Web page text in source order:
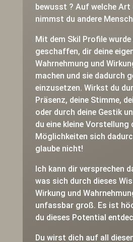
bewusst ? Auf welche Art
nimmst du andere
Mit dem Skil Profile
geschaffen, dir deine
Wahrnehmung und
machen und sie dadurch
einzusetzen. Wirkst du
Präsenz, deine Stimme,
oder durch deine Gestik
du eine kleine Vorstellung
Möglichkeiten sich
glaube nicht!
Ich kann dir versprechen
was sich durch dieses
Wirkung und
unfassbar groß. Es ist
du dieses Potential
Du wirst dich auf all